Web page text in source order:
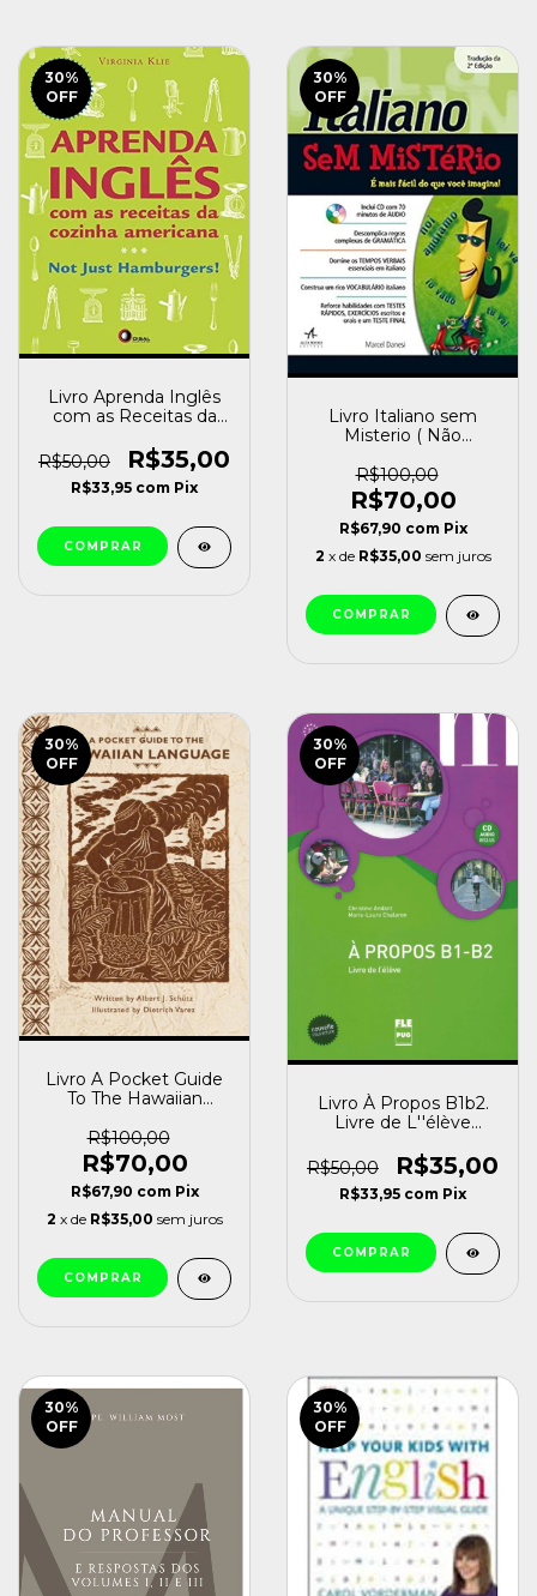
30%
OFF
Livro Aprenda Inglês
com as Receitas da
Virginia Klie [usado]
R$50,00 R$35,00
R$33,95 com Pix
30%
OFF
Livro Italiano sem
Misterio ( Não
Marcel Danesi [usado]
R$100,00
R$70,00
R$67,90 com Pix
2 x de R$35,00 sem juros
30%
OFF
Livro A Pocket Guide
To The Hawaiian
Schutz [usado]
R$100,00
R$70,00
R$67,90 com Pix
2 x de R$35,00 sem juros
30%
OFF
Livro À Propos B1b2.
Livre de L''élève
Christine Andant
[usado]
R$50,00 R$35,00
R$33,95 com Pix
30%
OFF
30%
OFF